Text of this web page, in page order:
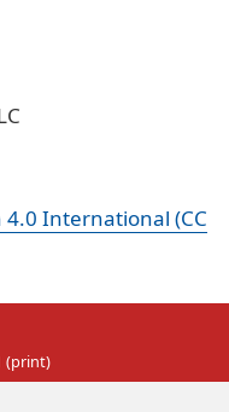
International (CC
(print)